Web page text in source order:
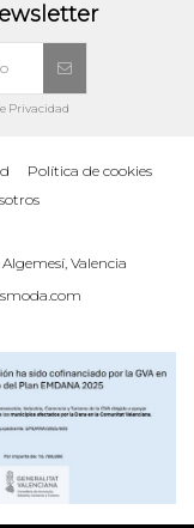
Privacidad
Política de cookies
Valencia